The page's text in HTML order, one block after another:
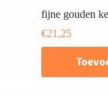
fijne gouden
€21,25